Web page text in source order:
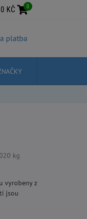
platba
kg
vyrobeny z
jsou
0 KČ 0